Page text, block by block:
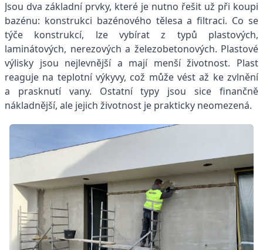
Jsou dva základní prvky, které je nutno řešit už při koupi
bazénu: konstrukci bazénového tělesa a filtraci. Co se
týče konstrukcí, lze vybírat z typů plastových,
laminátových, nerezových a železobetonových. Plastové
výlisky jsou nejlevnější a mají menší životnost. Plast
reaguje na teplotní výkyvy, což může vést až ke zvlnění
a prasknutí vany. Ostatní typy jsou sice finančně
nákladnější, ale jejich životnost je prakticky neomezená.